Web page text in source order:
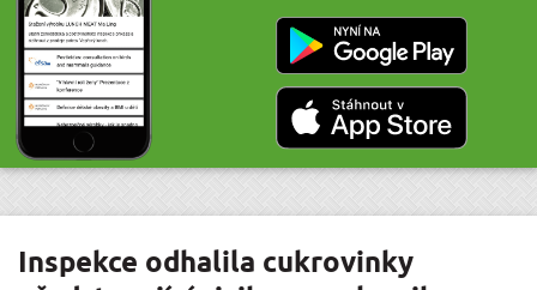
Inspekce odhalila cukrovinky